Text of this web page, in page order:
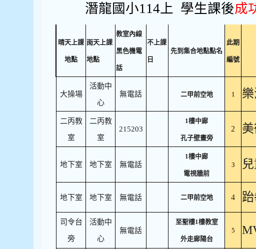
潛龍國小114上 學生課後成
晴天上課
地點
雨天上課
地點
教室內線
黑色機電
話
不上課
日
先到集合地點點名
此期
編號
大操場
活動中
心
無電話 二甲前空地 1
二丙教
室
二丙教
室
215203
1樓中廊
孔子壁畫旁
2
地下室 地下室 無電話
1樓中廊
電視牆前
3
地下室 地下室 無電話 二甲前空地 4
司令台
旁
活動中
心
無電話
至聖樓1樓教室
外走廊陽台
5